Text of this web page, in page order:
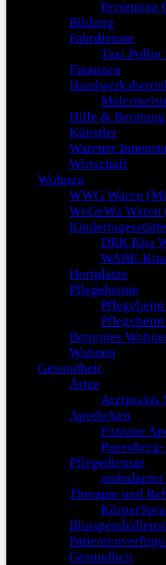
Fersemota
Bildung
Fahrdienste
Taxi Pollin
Finanzen
Hilfe & Beratung
Künstler
Warener
Wirtschaft
Wohnen
WWG Waren
WoGeWa
DRK Kita
WABE-
Hortplätze
Pflegeheime
Betreutes
Wohnen
Gesundheit
Ärtze
Arztpraxis
Apotheken
Fontane
Pflegedienste
Therapie und
Blutspendedienst
Gesundheit